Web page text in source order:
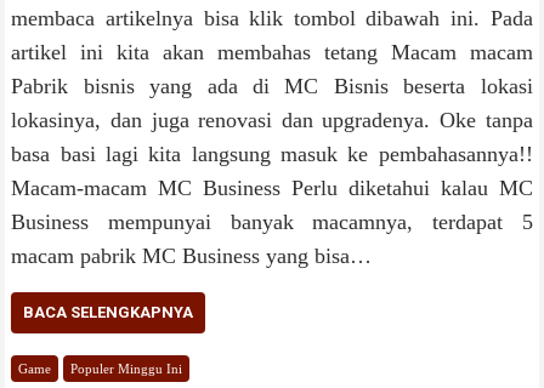
membaca artikelnya bisa klik tombol dibawah ini. Pada
artikel ini kita akan membahas tetang Macam macam
Pabrik bisnis yang ada di MC Bisnis beserta lokasi
lokasinya, dan juga renovasi dan upgradenya. Oke tanpa
basa basi lagi kita langsung masuk ke pembahasannya!!
Macam-macam MC Business Perlu diketahui kalau MC
Business mempunyai banyak macamnya, terdapat 5
macam pabrik MC Business yang bisa…
BACA SELENGKAPNYA
Game Populer Minggu Ini